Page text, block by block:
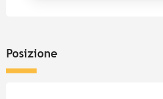
Posizione